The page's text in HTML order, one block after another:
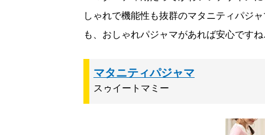
しゃれで機能性も抜群のマタニティパジ
も、おしゃれパジャマがあれば安心ですね
マタニティパジャマ
スゥイートマミー